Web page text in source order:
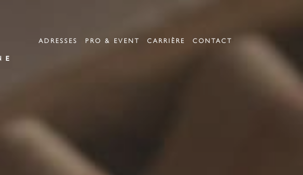
ADRESSES PRO & EVENT CARRIÈRE CONTACT